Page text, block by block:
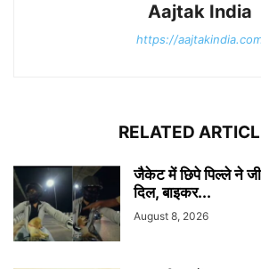
Aajtak India
https://
RELATED
जैकेट में छिपे पिल्ले ने
दिल, बाइकर...
August 8, 2026